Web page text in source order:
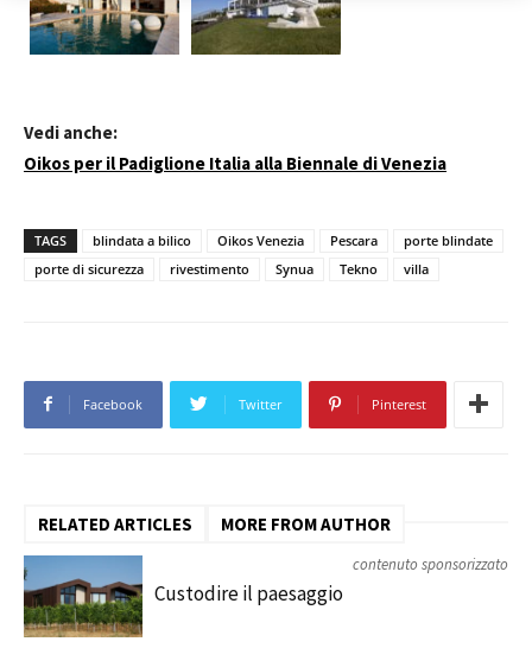
Vedi anche:
Oikos per il Padiglione Italia alla Biennale di Venezia
TAGS blindata a bilico Oikos Venezia Pescara
porte blindate
porte di sicurezza
rivestimento Synua Tekno villa
Facebook Twitter Pinterest
RELATED ARTICLES MORE FROM AUTHOR
contenuto sponsorizzato
Custodire il paesaggio